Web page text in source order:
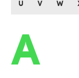
U V W
A